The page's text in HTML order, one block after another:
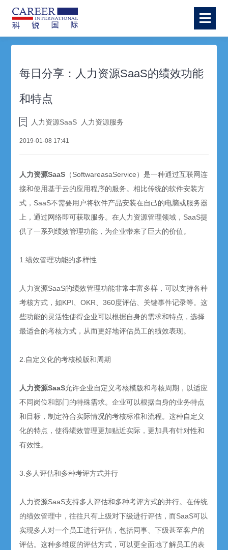
每日分享：人力资源SaaS的绩效功能
和特点
人力资源SaaS 人力资源服务
2019-01-08 17:41
人力资源SaaS （SoftwareasaService）是一种通过互联网连
接和使用基于云的应用程序的服务。相比传统的软件安装方
式，SaaS不需要用户将软件产品安装在自己的电脑或服务器
上，通过网络即可获取服务。在人力资源管理领域，SaaS提
供了一系列绩效管理功能，为企业带来了巨大的价值。
1.绩效管理功能的多样性
人力资源SaaS的绩效管理功能非常丰富多样，可以支持各种
考核方式，如KPI、OKR、360度评估、关键事件记录等。这
些功能的灵活性使得企业可以根据自身的需求和特点，选择
最适合的考核方式，从而更好地评估员工的绩效表现。
2.自定义化的考核模版和周期
人力资源SaaS允许企业自定义考核模版和考核周期，以适应
不同岗位和部门的特殊需求。企业可以根据自身的业务特点
和目标，制定符合实际情况的考核标准和流程。这种自定义
化的特点，使得绩效管理更加贴近实际，更加具有针对性和
有效性。
3.多人评估和多种考评方式并行
人力资源SaaS支持多人评估和多种考评方式的并行。在传统
的绩效管理中，往往只有上级对下级进行评估，而SaaS可以
实现多人对一个员工进行评估，包括同事、下级甚至客户的
评估。这种多维度的评估方式，可以更全面地了解员工的表